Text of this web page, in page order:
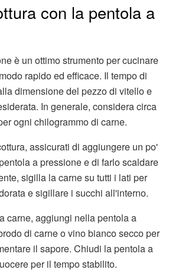
con la pentola a
è un ottimo strumento per cucinare
rapido ed efficace. Il tempo di
dimensione del pezzo di vitello e
In generale, considera circa
ogni chilogrammo di carne.
assicurati di aggiungere un po'
a pressione e di farlo scaldare
sigilla la carne su tutti i lati per
e sigillare i succhi all'interno.
carne, aggiungi nella pentola a
di carne o vino bianco secco per
il sapore. Chiudi la pentola a
per il tempo stabilito.